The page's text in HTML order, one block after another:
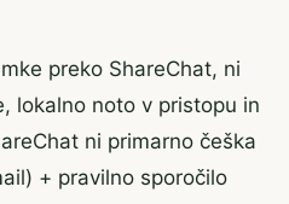
preko ShareChat, ni
lokalno noto v pristopu in
ni primarno češka
+ pravilno sporočilo